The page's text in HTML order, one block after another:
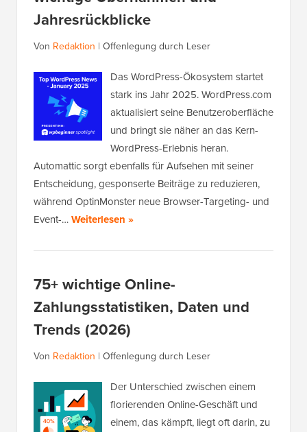
Jahresrückblicke
Von Redaktion | Offenlegung durch Leser
Das WordPress-Ökosystem startet
stark ins Jahr 2025. WordPress.com
aktualisiert seine Benutzeroberfläche
und bringt sie näher an das Kern-
WordPress-Erlebnis heran.
Automattic sorgt ebenfalls für Aufsehen mit seiner
Entscheidung, gesponserte Beiträge zu reduzieren,
während OptinMonster neue Browser-Targeting- und
Event-…Weiterlesen »
75+ wichtige Online-
Zahlungsstatistiken, Daten und
Trends (2026)
Von Redaktion | Offenlegung durch Leser
Der Unterschied zwischen einem
florierenden Online-Geschäft und
einem, das kämpft, liegt oft darin, zu